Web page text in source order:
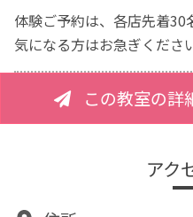
体験ご予約は、各店先着30
気になる方はお急ぎくださ
この教室の詳
アク